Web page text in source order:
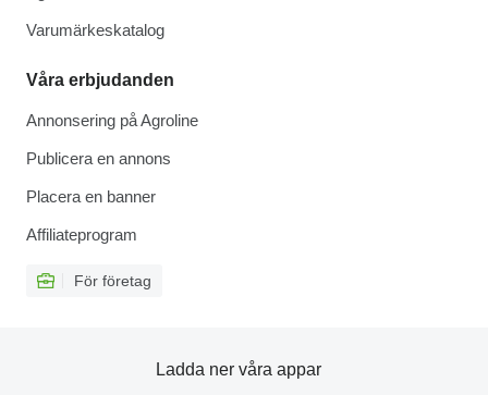
Varumärkeskatalog
Våra erbjudanden
Annonsering på Agroline
Publicera en annons
Placera en banner
Affiliateprogram
För företag
Ladda ner våra appar